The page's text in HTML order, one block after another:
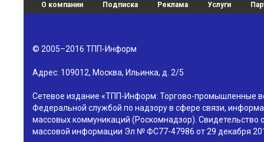
О компании Подписка Реклама Услуги
© 2005–2016 ТПП-Информ
Адрес: 109012, Москва, Ильинка, д. 2/5
Сетевое издание «ТПП-Информ: Торгово-промышленные
Федеральной службой по надзору в сфере связи,
массовых коммуникаций (Роскомнадзор). Свидетельство
массовой информации Эл № ФС77-47986 от 29 декабря